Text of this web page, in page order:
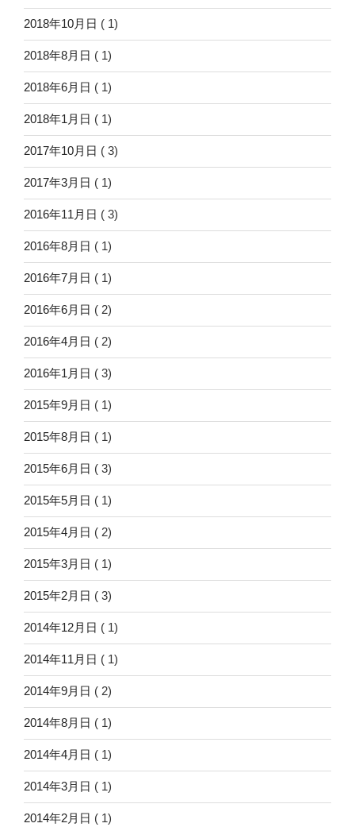
2018年10月日 ( 1)
2018年8月日 ( 1)
2018年6月日 ( 1)
2018年1月日 ( 1)
2017年10月日 ( 3)
2017年3月日 ( 1)
2016年11月日 ( 3)
2016年8月日 ( 1)
2016年7月日 ( 1)
2016年6月日 ( 2)
2016年4月日 ( 2)
2016年1月日 ( 3)
2015年9月日 ( 1)
2015年8月日 ( 1)
2015年6月日 ( 3)
2015年5月日 ( 1)
2015年4月日 ( 2)
2015年3月日 ( 1)
2015年2月日 ( 3)
2014年12月日 ( 1)
2014年11月日 ( 1)
2014年9月日 ( 2)
2014年8月日 ( 1)
2014年4月日 ( 1)
2014年3月日 ( 1)
2014年2月日 ( 1)